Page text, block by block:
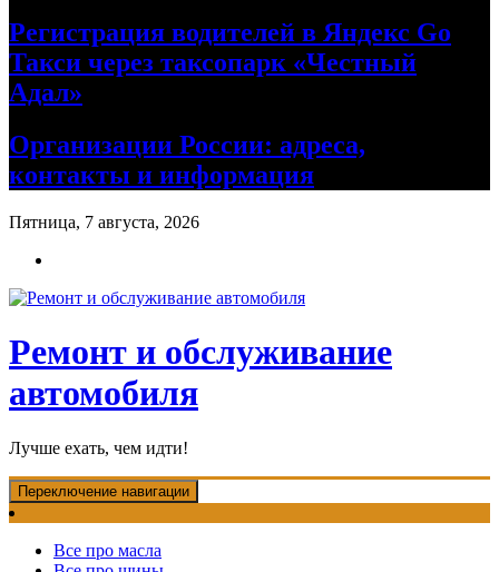
Регистрация водителей в Яндекс Go
Такси через таксопарк «Честный
Адал»
Организации России: адреса,
контакты и информация
Пятница, 7 августа, 2026
Ремонт и обслуживание
автомобиля
Лучше ехать, чем идти!
Переключение навигации
Все про масла